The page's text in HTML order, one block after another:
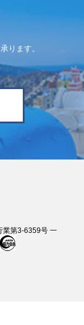
ります。
業第3-6359号 一